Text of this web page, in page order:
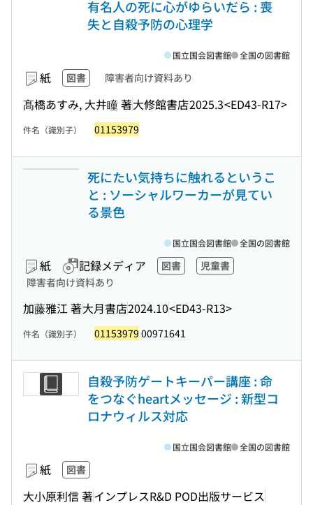
有名人の死に心がゆらいだら : 喪
失と自殺予防の心理学
紙 図書 障害者向け資料あり
髙橋あすみ, 大井瞳 著大修館書店2025.3<ED43-R17>
国立国会図書館 全国の図書館
件名（識別子） 01153979
死にたい気持ちに触れるというこ
と : ソーシャルワーカーが見てい
る景色
紙 記録メディア 図書
児童書
障害者向け資料あり
加藤雅江 著大月書店2024.10<ED43-R13>
国立国会図書館 全国の図書館
件名（識別子） 01153979 00971641
自殺予防ゲートキーパー講座 : 命
をつなぐheartメッセージ : 新型コ
ロナウィルス対応
紙 図書
大小原利信 著インプレスR&D POD出版サービス
国立国会図書館 全国の図書館